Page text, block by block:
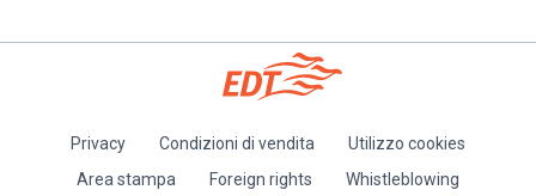
Privacy Condizioni di vendita
Utilizzo cookies
Area stampa
Foreign rights Whistleblowing